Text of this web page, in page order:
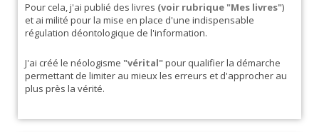
Pour cela, j'ai publié des livres (voir rubrique "Mes livres")
et ai milité pour la mise en place d'une indispensable
régulation déontologique de l'information.
J'ai créé le néologisme "vérital"pour qualifier la démarche
permettant de limiter au mieux les erreurs et d'approcher au
plus près la vérité.